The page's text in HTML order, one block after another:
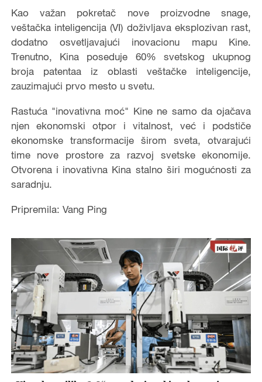
Kao važan pokretač nove proizvodne snage,
veštačka inteligencija (VI) doživljava eksplozivan rast,
dodatno osvetljavajući inovacionu mapu Kine.
Trenutno, Kina poseduje 60% svetskog ukupnog
broja patentaa iz oblasti veštačke inteligencije,
zauzimajući prvo mesto u svetu.
Rastuća "inovativna moć" Kine ne samo da ojačava
njen ekonomski otpor i vitalnost, već i podstiče
ekonomske transformacije širom sveta, otvarajući
time nove prostore za razvoj svetske ekonomije.
Otvorena i inovativna Kina stalno širi mogućnosti za
saradnju.
Pripremila: Vang Ping